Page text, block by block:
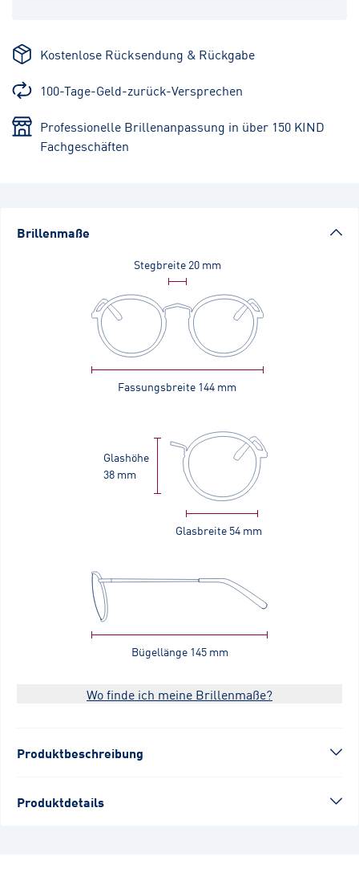
Kostenlose Rücksendung & Rückgabe
100-Tage-Geld-zurück-Versprechen
Professionelle Brillenanpassung in über 150 KIND
Fachgeschäften
Brillenmaße
Stegbreite 20 mm
Fassungsbreite 144 mm
Glasbreite 54 mm
Glashöhe
38 mm
Bügellänge 145 mm
Wo finde ich meine Brillenmaße?
Produktbeschreibung
Produktdetails